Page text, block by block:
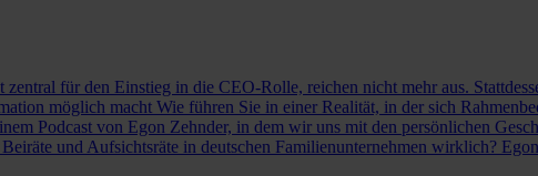
zentral für den Einstieg in die CEO-Rolle, reichen nicht mehr aus.
möglich macht Wie führen Sie in einer Realität, in der sich
Podcast von Egon Zehnder, in dem wir uns mit den persönlichen
und Aufsichtsräte in deutschen Familienunternehmen wirklich?